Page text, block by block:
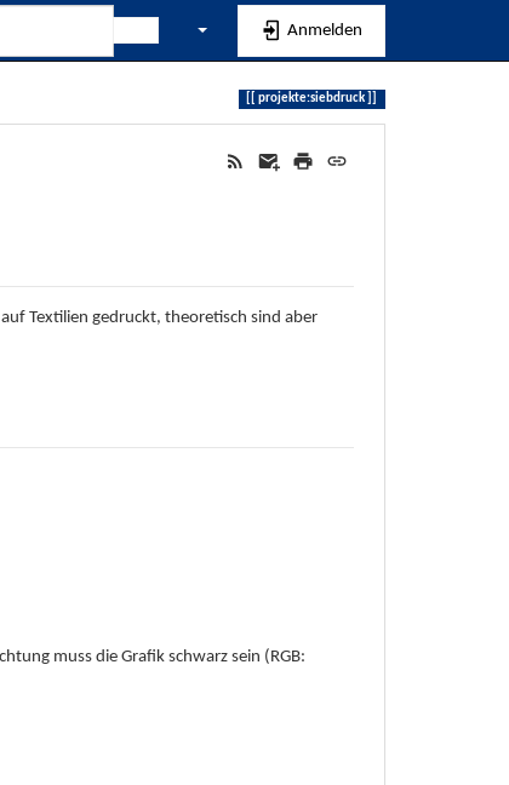
Anmelden
projekte:siebdruck
Textilien gedruckt, theoretisch sind aber
muss die Grafik schwarz sein (RGB: